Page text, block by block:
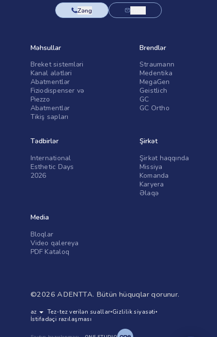
Zəng
Məhsullar
Breket sistemləri
Kanal alətləri
Abatmentlər
Fiziodispenser və
Piezzo
Abatmentlər
Tikiş sapları
Brendlər
Straumann
Medentika
MegaGen
Geistlich
GC
GC Ortho
Tədbirlər
International
Esthetic Days
2026
Şirkət
Şirkət haqqında
Missiya
Komanda
Karyera
Əlaqə
Media
Bloqlar
Video qalereya
PDF Kataloq
©2026 ADENTTA. Bütün hüquqlar qorunur.
Tez-tez verilən suallar Gizlilik siyasəti
İstifadəçi razılaşması